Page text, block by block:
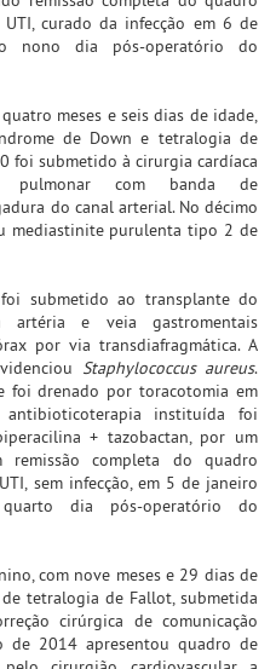
curado da infecção em 6 de
nono dia pós-operatório do
meses e seis dias de idade,
de Down e tetralogia de
foi submetido à cirurgia cardíaca
pulmonar com banda de
do canal arterial. No décimo
mediastinite purulenta tipo 2 de
submetido ao transplante do
artéria e veia gastromentais
por via transdiafragmática. A
Staphylococcus aureus.
foi drenado por toracotomia em
instituída foi
+ tazobactan, por um
remissão completa do quadro
sem infecção, em 5 de janeiro
dia pós-operatório do
com nove meses e 29 dias de
tetralogia de Fallot, submetida
cirúrgica de comunicação
de 2014 apresentou quadro de